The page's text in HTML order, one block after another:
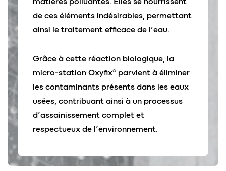
de ces éléments indésirables, permettant
ainsi le traitement efficace de l’eau.
Grâce à cette réaction biologique, la
micro-station Oxyfix® parvient à éliminer
les contaminants présents dans les eaux
usées, contribuant ainsi à un processus
d’assainissement complet et
respectueux de l’environnement.